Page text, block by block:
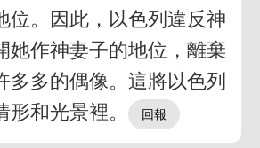
位。因此，以色列違反神
她作神妻子的地位，離棄
多多的偶像。這將以色列
和光景裡。